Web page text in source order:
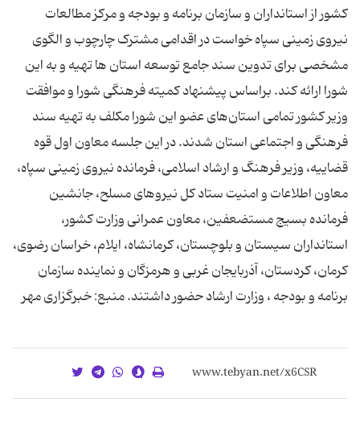
کشور از استانداران و سازمان برنامه و بودجه و مرکز مطالعات
نیروی زمینی سپاه خواست در اقدامی مشترک چارچوب و الگوی
مشخصی برای تدوین سند جامع توسعه استان ها تهیه و به این
شورا ارائه کند. براساس پیشنهاد کمیته فرهنگی شورا و موافقت
وزیر کشور تمامی استان‌های عضو این شورا مکلف به تهیه سند
فرهنگی و اجتماعی استان شدند. در این جلسه معاون اول قوه
قضاییه، وزیر فرهنگ و ارشاد اسلامی، فرمانده نیروی زمینی سپاه،
معاون اطلاعات و امنیت ستاد کل نیروهای مسلح، جانشین
فرمانده بسیج مستضعفین، معاون عمرانی وزارت کشور،
استانداران سیستان و بلوچستان، کرمانشاه، ایلام، خراسان رضوی،
کرمان، کردستان، آذربایجان غربی و هرمزگان و نماینده سازمان
برنامه و بودجه ، وزارت ارشاد حضور داشتند. منبع: خبرگزاری مهر